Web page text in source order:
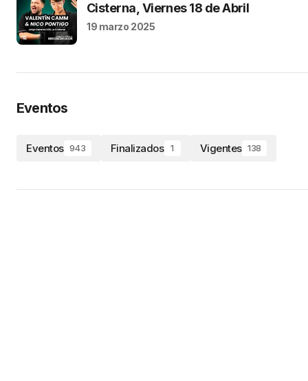
Cisterna, Viernes 18 de Abril
19 marzo 2025
Eventos
Eventos 943 Finalizados 1 Vigentes 138